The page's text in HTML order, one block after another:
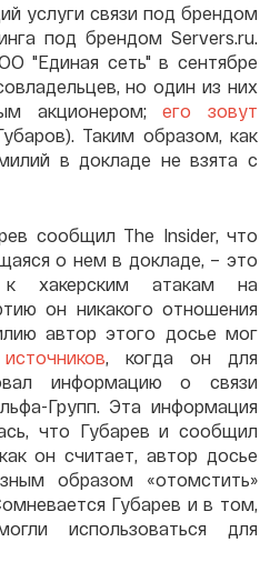
услуги связи под брендом
под брендом Servers.ru.
"Единая сеть" в сентябре
но один из них
акционером;его зовут
Таким образом, как
в докладе не взята с
сообщил Thе Insider, что
о нем в докладе, – это
хакерским атакам на
он никакого отношения
автор этого досье мог
, когда он для
информацию о связи
Групп. Эта информация
что Губарев и сообщил
он считает, автор досье
образом «отомстить»
Губарев и в том,
использоваться для